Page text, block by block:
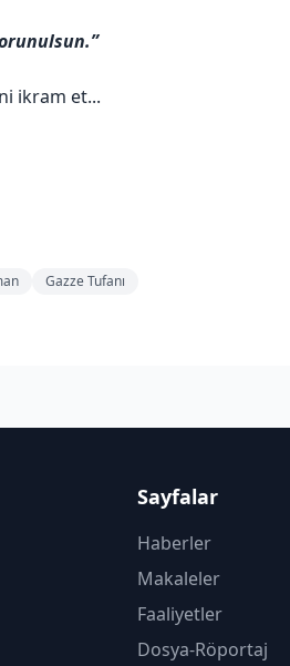
ikram et...
Gazze Tufanı
Sayfalar
Haberler
Makaleler
Faaliyetler
Dosya-Röportaj